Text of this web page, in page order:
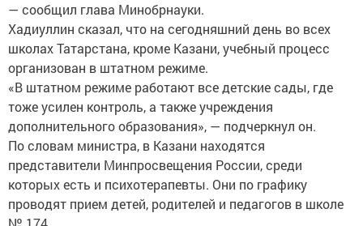
— сообщил глава Минобрнауки.
Хадиуллин сказал, что на сегодняшний день во всех
школах Татарстана, кроме Казани, учебный процесс
организован в штатном режиме.
«В штатном режиме работают все детские сады, где
тоже усилен контроль, а также учреждения
дополнительного образования», — подчеркнул он.
По словам министра, в Казани находятся
представители Минпросвещения России, среди
которых есть и психотерапевты. Они по графику
проводят прием детей, родителей и педагогов в школе